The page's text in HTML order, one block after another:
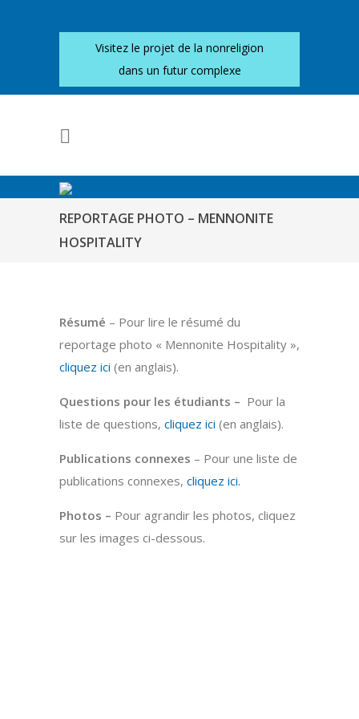
Visitez le projet de la nonreligion
dans un futur complexe
REPORTAGE PHOTO – MENNONITE
HOSPITALITY
Résumé – Pour lire le résumé du
reportage photo « Mennonite Hospitality »,
cliquez ici (en anglais).
Questions pour les étudiants – Pour la
liste de questions, cliquez ici (en anglais).
Publications connexes – Pour une liste de
publications connexes, cliquez ici.
Photos – Pour agrandir les photos, cliquez
sur les images ci-dessous.